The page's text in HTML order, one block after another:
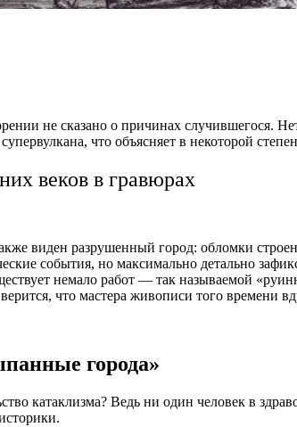
не сказано о причинах случившегося.
что объясняет в некоторой
веков в гравюрах
виден разрушенный город: обломки
события, но максимально детально
немало работ — так называемой
что мастера живописи того времени
города»
катаклизма? Ведь ни один человек в